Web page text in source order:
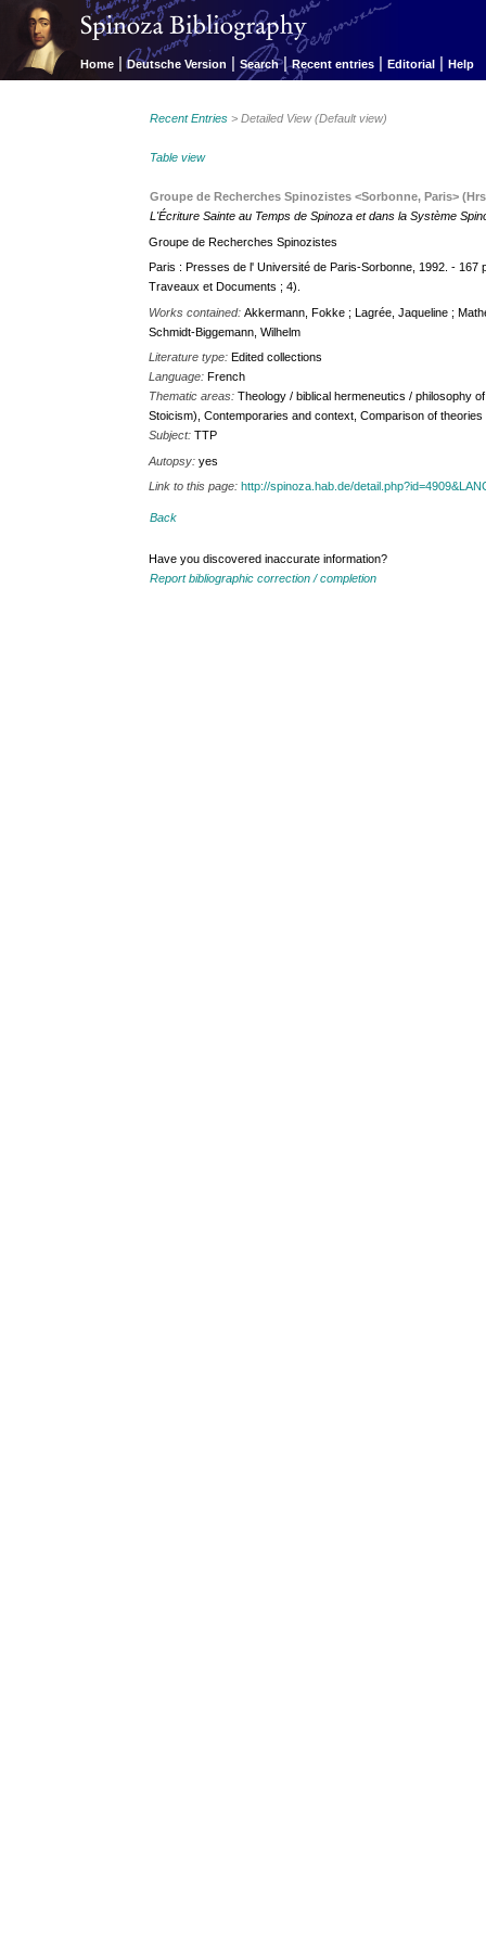
Home | Deutsche Version | Search | Recent entries | Editorial | Help
Recent Entries > Detailed View (Default view)
Table view
Groupe de Recherches Spinozistes <Sorbonne, Paris>
L'Écriture Sainte au Temps de Spinoza et dans la Système
Groupe de Recherches Spinozistes
Paris : Presses de l' Université de Paris-Sorbonne, 1992. -
Traveaux et Documents ; 4).
Works contained:Akkermann, Fokke ; Lagrée, Jaqueline ;
Schmidt-Biggemann, Wilhelm
Literature type:Edited collections
Language:French
Thematic areas:Theology / biblical hermeneutics / philosophy
Stoicism), Contemporaries and context, Comparison of theories
Subject:TTP
Autopsy:yes
Link to this page:http://spinoza.hab.de/
Back
Have you discovered inaccurate information?
Report bibliographic correction / completion